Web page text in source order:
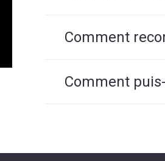
Comment
Comment